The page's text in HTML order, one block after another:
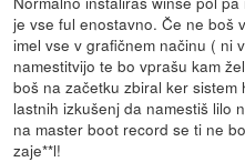
je vse ful enostavno. Če ne boš
imel vse v grafičnem načinu ( ni
namestitvijo te bo vprašu kam
boš na začetku zbiral ker
lastnih izkušenj da namestiš lilo
na master boot record se ti ne
zaje**l!